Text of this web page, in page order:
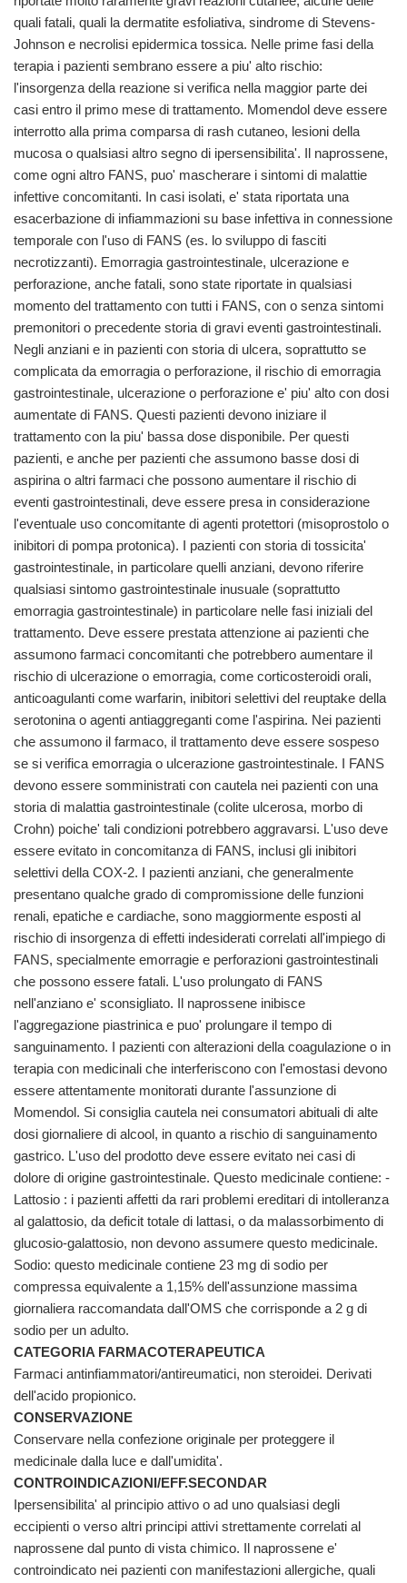
quali fatali, quali la dermatite esfoliativa, sindrome di Stevens-
Johnson e necrolisi epidermica tossica. Nelle prime fasi della
terapia i pazienti sembrano essere a piu' alto rischio:
l'insorgenza della reazione si verifica nella maggior parte dei
casi entro il primo mese di trattamento. Momendol deve essere
interrotto alla prima comparsa di rash cutaneo, lesioni della
mucosa o qualsiasi altro segno di ipersensibilita'. Il naprossene,
come ogni altro FANS, puo' mascherare i sintomi di malattie
infettive concomitanti. In casi isolati, e' stata riportata una
esacerbazione di infiammazioni su base infettiva in connessione
temporale con l'uso di FANS (es. lo sviluppo di fasciti
necrotizzanti). Emorragia gastrointestinale, ulcerazione e
perforazione, anche fatali, sono state riportate in qualsiasi
momento del trattamento con tutti i FANS, con o senza sintomi
premonitori o precedente storia di gravi eventi gastrointestinali.
Negli anziani e in pazienti con storia di ulcera, soprattutto se
complicata da emorragia o perforazione, il rischio di emorragia
gastrointestinale, ulcerazione o perforazione e' piu' alto con dosi
aumentate di FANS. Questi pazienti devono iniziare il
trattamento con la piu' bassa dose disponibile. Per questi
pazienti, e anche per pazienti che assumono basse dosi di
aspirina o altri farmaci che possono aumentare il rischio di
eventi gastrointestinali, deve essere presa in considerazione
l'eventuale uso concomitante di agenti protettori (misoprostolo o
inibitori di pompa protonica). I pazienti con storia di tossicita'
gastrointestinale, in particolare quelli anziani, devono riferire
qualsiasi sintomo gastrointestinale inusuale (soprattutto
emorragia gastrointestinale) in particolare nelle fasi iniziali del
trattamento. Deve essere prestata attenzione ai pazienti che
assumono farmaci concomitanti che potrebbero aumentare il
rischio di ulcerazione o emorragia, come corticosteroidi orali,
anticoagulanti come warfarin, inibitori selettivi del reuptake della
serotonina o agenti antiaggreganti come l'aspirina. Nei pazienti
che assumono il farmaco, il trattamento deve essere sospeso
se si verifica emorragia o ulcerazione gastrointestinale. I FANS
devono essere somministrati con cautela nei pazienti con una
storia di malattia gastrointestinale (colite ulcerosa, morbo di
Crohn) poiche' tali condizioni potrebbero aggravarsi. L'uso deve
essere evitato in concomitanza di FANS, inclusi gli inibitori
selettivi della COX-2. I pazienti anziani, che generalmente
presentano qualche grado di compromissione delle funzioni
renali, epatiche e cardiache, sono maggiormente esposti al
rischio di insorgenza di effetti indesiderati correlati all'impiego di
FANS, specialmente emorragie e perforazioni gastrointestinali
che possono essere fatali. L'uso prolungato di FANS
nell'anziano e' sconsigliato. Il naprossene inibisce
l'aggregazione piastrinica e puo' prolungare il tempo di
sanguinamento. I pazienti con alterazioni della coagulazione o in
terapia con medicinali che interferiscono con l'emostasi devono
essere attentamente monitorati durante l'assunzione di
Momendol. Si consiglia cautela nei consumatori abituali di alte
dosi giornaliere di alcool, in quanto a rischio di sanguinamento
gastrico. L'uso del prodotto deve essere evitato nei casi di
dolore di origine gastrointestinale. Questo medicinale contiene: -
Lattosio : i pazienti affetti da rari problemi ereditari di intolleranza
al galattosio, da deficit totale di lattasi, o da malassorbimento di
glucosio-galattosio, non devono assumere questo medicinale.
Sodio: questo medicinale contiene 23 mg di sodio per
compressa equivalente a 1,15% dell'assunzione massima
giornaliera raccomandata dall'OMS che corrisponde a 2 g di
sodio per un adulto.
CATEGORIA FARMACOTERAPEUTICA
Farmaci antinfiammatori/antireumatici, non steroidei. Derivati
dell'acido propionico.
CONSERVAZIONE
Conservare nella confezione originale per proteggere il
medicinale dalla luce e dall'umidita'.
CONTROINDICAZIONI/EFF.SECONDAR
Ipersensibilita' al principio attivo o ad uno qualsiasi degli
eccipienti o verso altri principi attivi strettamente correlati al
naprossene dal punto di vista chimico. Il naprossene e'
controindicato nei pazienti con manifestazioni allergiche, quali